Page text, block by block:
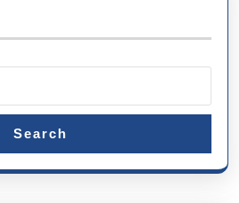
Search